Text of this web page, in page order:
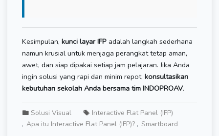
Kesimpulan, kunci layar IFP adalah langkah sederhana
namun krusial untuk menjaga perangkat tetap aman,
awet, dan siap dipakai setiap jam pelajaran. Jika Anda
ingin solusi yang rapi dan minim repot, konsultasikan
kebutuhan sekolah Anda bersama tim INDOPROAV.
Solusi Visual
Interactive Flat Panel (IFP)
Apa itu Interactive Flat Panel (IFP)?
Smartboard